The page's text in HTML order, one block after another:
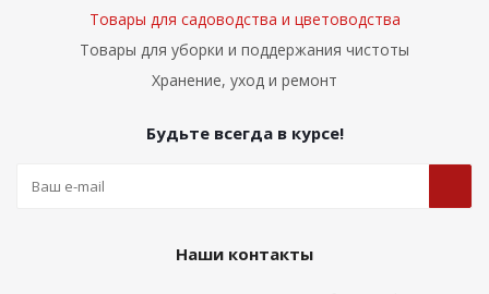
Товары для садоводства и цветоводства
Товары для уборки и поддержания чистоты
Хранение, уход и ремонт
Будьте всегда в курсе!
Наши контакты